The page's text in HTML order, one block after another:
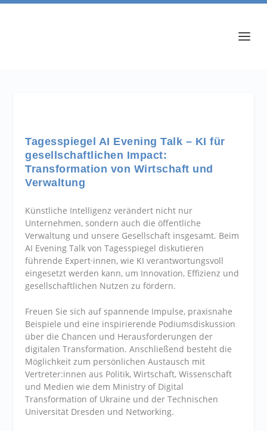
Tagesspiegel AI Evening Talk – KI für
gesellschaftlichen Impact:
Transformation von Wirtschaft und
Verwaltung
Künstliche Intelligenz verändert nicht nur
Unternehmen, sondern auch die öffentliche
Verwaltung und unsere Gesellschaft insgesamt. Beim
AI Evening Talk von Tagesspiegel diskutieren
führende Expert·innen, wie KI verantwortungsvoll
eingesetzt werden kann, um Innovation, Effizienz und
gesellschaftlichen Nutzen zu fördern.
Freuen Sie sich auf spannende Impulse, praxisnahe
Beispiele und eine inspirierende Podiumsdiskussion
über die Chancen und Herausforderungen der
digitalen Transformation. Anschließend besteht die
Möglichkeit zum persönlichen Austausch mit
Vertreter:innen aus Politik, Wirtschaft, Wissenschaft
und Medien wie dem Ministry of Digital
Transformation of Ukraine und der Technischen
Universität Dresden und Networking.